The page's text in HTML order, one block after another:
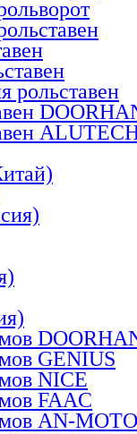
рольставен
GENIUS
NICE
FAAC
AN-